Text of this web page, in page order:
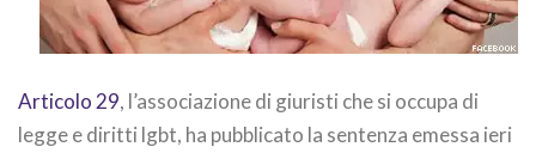
Articolo 29, l’associazione di giuristi che si occupa di
legge e diritti lgbt, ha pubblicato la sentenza emessa ieri